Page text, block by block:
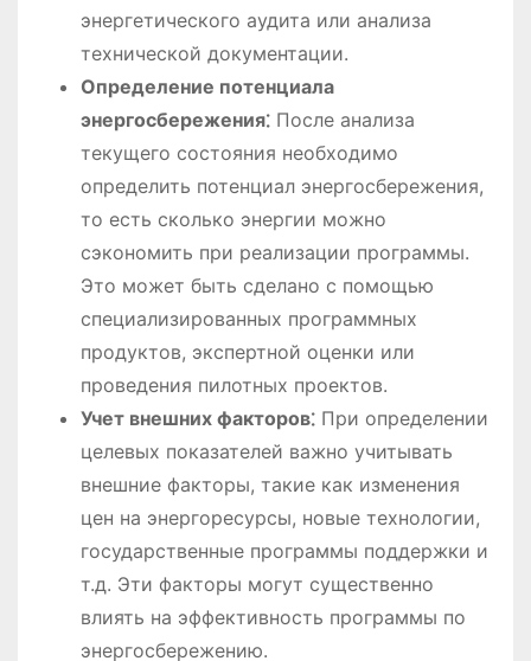
энергетического аудита или анализа
технической документации.
Определение потенциала
энергосбережения⁚После анализа
текущего состояния необходимо
определить потенциал энергосбережения,
то есть сколько энергии можно
сэкономить при реализации программы.
Это может быть сделано с помощью
специализированных программных
продуктов, экспертной оценки или
проведения пилотных проектов.
Учет внешних факторов⁚При определении
целевых показателей важно учитывать
внешние факторы, такие как изменения
цен на энергоресурсы, новые технологии,
государственные программы поддержки и
т.д. Эти факторы могут существенно
влиять на эффективность программы по
энергосбережению.